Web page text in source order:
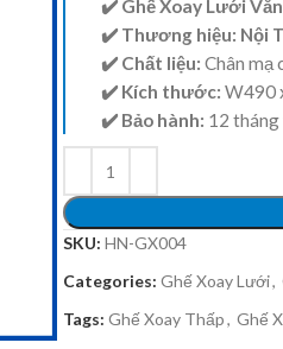
✔️ Ghế Xoay Lưới
✔️ Thương hiệu: Nội
✔️ Chất liệu: Chân mạ
✔️ Kích thước: W490
✔️ Bảo hành: 12 tháng
SKU: HN-GX004
Categories: Ghế Xoay Lưới,
Tags: Ghế Xoay Thấp, Ghế